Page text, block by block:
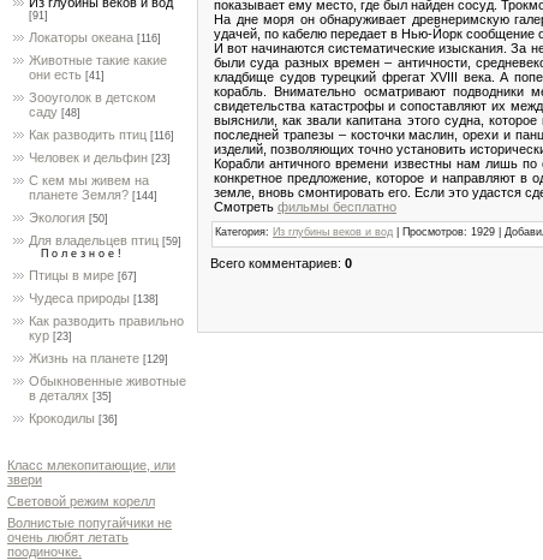
[91]
Локаторы океана [116]
Животные такие какие
они есть [41]
Зооуголок в детском
саду [48]
Как разводить птиц [116]
Человек и дельфин [23]
С кем мы живем на
планете Земля? [144]
Экология [50]
Для владельцев птиц [59]
П о л е з н о е !
Птицы в мире [67]
Чудеса природы [138]
Как разводить правильно
кур [23]
Жизнь на планете [129]
Обыкновенные животные
в деталях [35]
Крокодилы [36]
Класс млекопитающие, или
звери
Световой режим корелл
Волнистые попугайчики не
очень любят летать
поодиночке.
показывает ему место, где был найден сосуд.
На дне моря он обнаруживает древнеримскую
удачей, по кабелю передает в Нью-Йорк сообщение
И вот начинаются систематические изыскания. За
были суда разных времен – античности,
кладбище судов турецкий фрегат XVIII века. А
корабль. Внимательно осматривают подводники
свидетельства катастрофы и сопоставляют их
выяснили, как звали капитана этого судна,
последней трапезы – косточки маслин, орехи и
изделий, позволяющих точно установить
Корабли античного времени известны нам лишь
конкретное предложение, которое и направляют в
земле, вновь смонтировать его. Если это удастся
Смотреть фильмы бесплатно
Категория: Из глубины веков и вод Просмотров: 1929 |
Всего комментариев: 0